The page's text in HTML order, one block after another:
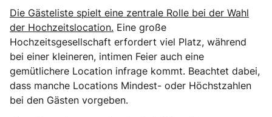
Die Gästeliste spielt eine zentrale Rolle bei der Wahl
der Hochzeitslocation. Eine große
Hochzeitsgesellschaft erfordert viel Platz, während
bei einer kleineren, intimen Feier auch eine
gemütlichere Location infrage kommt. Beachtet dabei,
dass manche Locations Mindest- oder Höchstzahlen
bei den Gästen vorgeben.